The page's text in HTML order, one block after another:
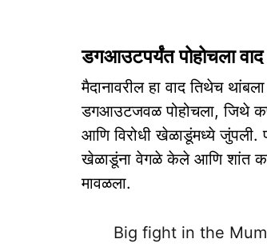
डगआउटपर्यंत पोहोचला वाद
मैदानावरील हा वाद तिथेच
डगआउटजवळ पोहोचला, जिथे
आणि विरोधी खेळाडूंमध्ये जुंपली.
खेळाडूंना वेगळे केले आणि शांत
मावळला.
Big fight in the